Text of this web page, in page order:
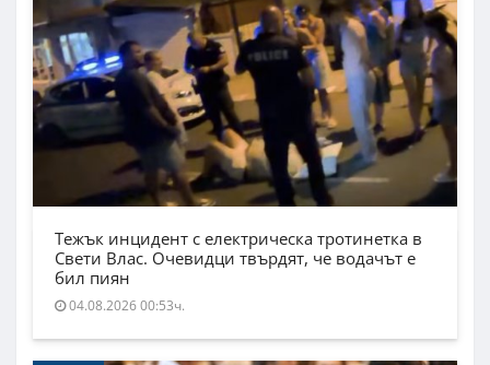
Тежък инцидент с електрическа тротинетка в
Свети Влас. Очевидци твърдят, че водачът е
бил пиян
04.08.2026 00:53ч.